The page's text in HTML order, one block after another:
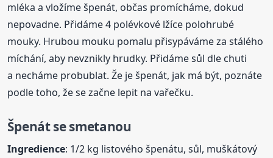
mléka a vložíme špenát, občas promícháme, dokud
nepovadne. Přidáme 4 polévkové lžíce polohrubé
mouky. Hrubou mouku pomalu přisypáváme za stálého
míchání, aby nevznikly hrudky. Přidáme sůl dle chuti
a necháme probublat. Že je špenát, jak má být, poznáte
podle toho, že se začne lepit na vařečku.
Špenát se smetanou
Ingredience: 1/2 kg listového špenátu, sůl, muškátový